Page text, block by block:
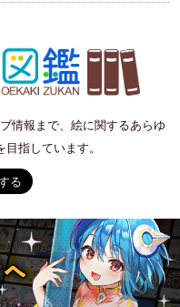
情報まで、絵に関するあらゆ
指しています。